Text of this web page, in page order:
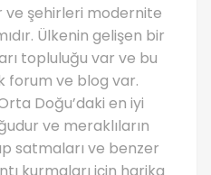
ve şehirleri modernite
Ülkenin gelişen bir
topluluğu var ve bu
forum ve blog var.
Doğu’daki en iyi
ve meraklıların
satmaları ve benzer